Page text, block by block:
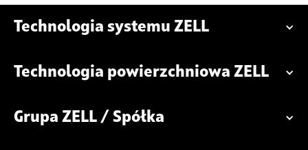
Technologia systemu ZELL
Technologia powierzchniowa ZELL
Grupa ZELL / Spółka